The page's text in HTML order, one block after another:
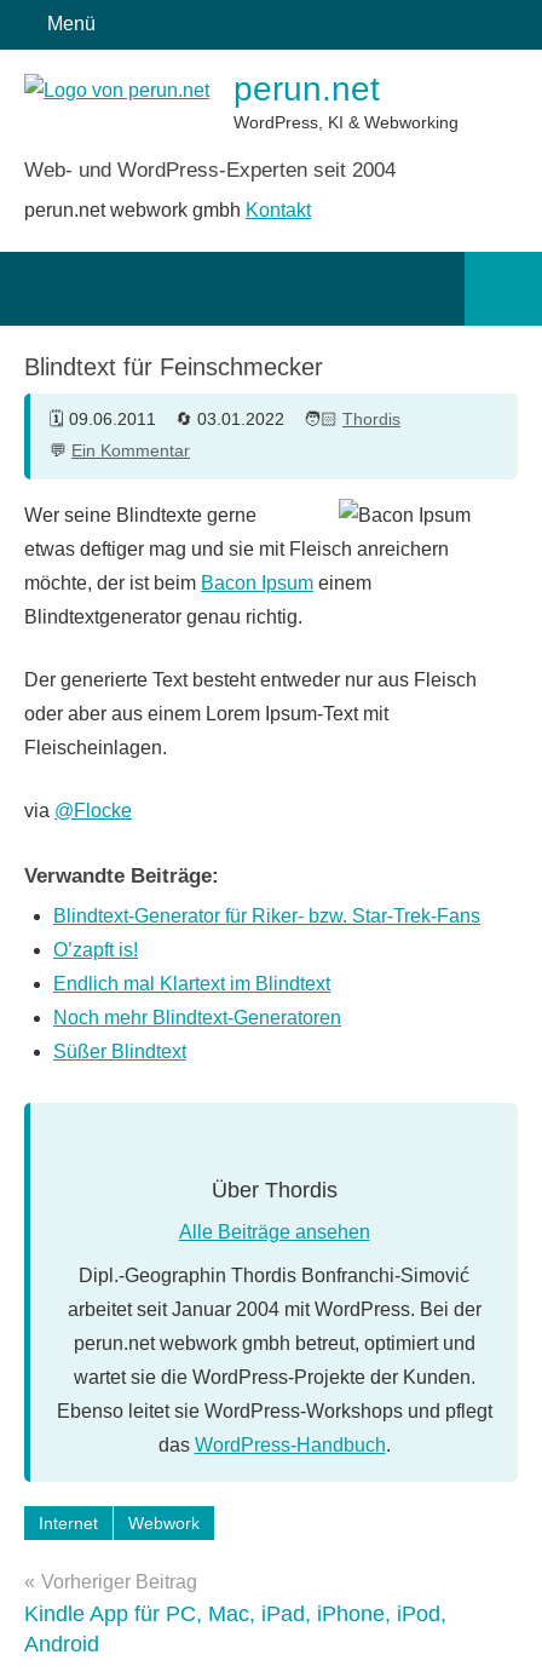
Inhalt
springen
Menü
perun.net
WordPress, KI & Webworking
Web- und WordPress-Experten seit 2004
perun.net webwork gmbh Kontakt
Blindtext für Feinschmecker
09.06.2011 03.01.2022
Thordis
Ein Kommentar
Wer seine Blindtexte gerne
etwas deftiger mag und sie mit Fleisch anreichern
möchte, der ist beim Bacon Ipsum einem
Blindtextgenerator genau richtig.
Der generierte Text besteht entweder nur aus Fleisch
oder aber aus einem Lorem Ipsum-Text mit
Fleischeinlagen.
via @Flocke
Verwandte Beiträge:
Blindtext-Generator für Riker- bzw. Star-Trek-Fans
O’zapft is!
Endlich mal Klartext im Blindtext
Noch mehr Blindtext-Generatoren
Süßer Blindtext
Über Thordis
Alle Beiträge ansehen
Dipl.-Geographin Thordis Bonfranchi-Simović
arbeitet seit Januar 2004 mit WordPress. Bei der
perun.net webwork gmbh betreut, optimiert und
wartet sie die WordPress-Projekte der Kunden.
Ebenso leitet sie WordPress-Workshops und pflegt
das WordPress-Handbuch.
Schlagwörter:
generator
Internet Webwork
Beitragsnavigation
Vorheriger Beitrag
Kindle App für PC, Mac, iPad, iPhone, iPod,
Android